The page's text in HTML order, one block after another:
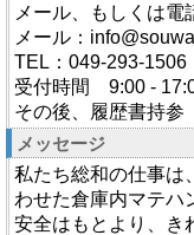
メール、もしくは電
メール：
TEL：049-293-1506
受付時間 9:00 -
その後、履歴書持参
メッセージ
私たち総和の仕事は
わせた倉庫内マテハ
安全はもとより、き